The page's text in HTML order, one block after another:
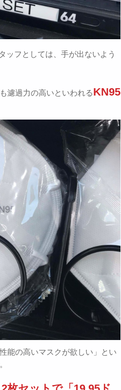
ッフとしては、手が出ないよう
濾過力の高いといわれるKN95
能の高いマスクが欲しい」とい